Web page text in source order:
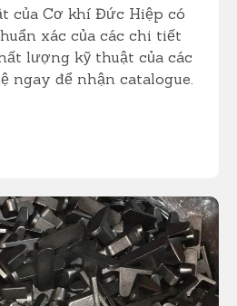
của Cơ khí Đức Hiệp có
xác của các chi tiết
lượng kỹ thuật của các
ngay để nhận catalogue.